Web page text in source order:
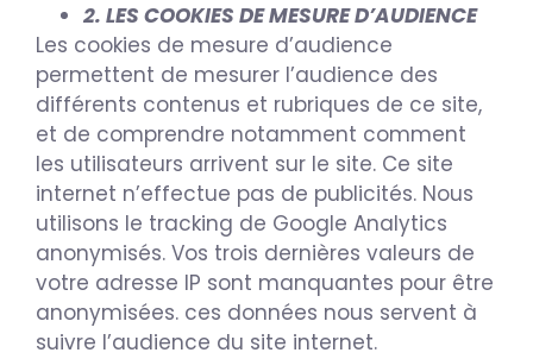
2. LES COOKIES DE MESURE D’AUDIENCE
Les cookies de mesure d’audience
permettent de mesurer l’audience des
différents contenus et rubriques de ce site,
et de comprendre notamment comment
les utilisateurs arrivent sur le site. Ce site
internet n’effectue pas de publicités. Nous
utilisons le tracking de Google Analytics
anonymisés. Vos trois dernières valeurs de
votre adresse IP sont manquantes pour être
anonymisées. ces données nous servent à
suivre l’audience du site internet.